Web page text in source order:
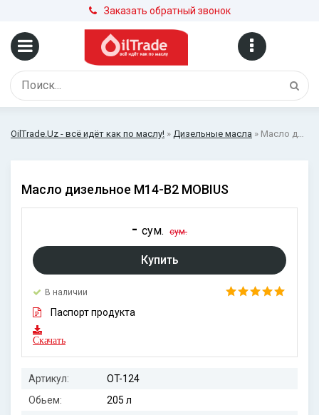
Заказать обратный звонок
OilTrade.Uz - всё идёт как по маслу! » Дизельные масла » Масло дизельное М14-B2 MOBIUS
Масло дизельное М14-B2 MOBIUS
- сум. сум.
Купить
В наличии
Паспорт продукта
Скачать
Артикул:
OT-124
Обьем:
205 л